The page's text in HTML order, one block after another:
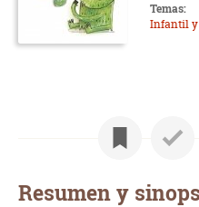
Temas:
Infantil
Resumen y